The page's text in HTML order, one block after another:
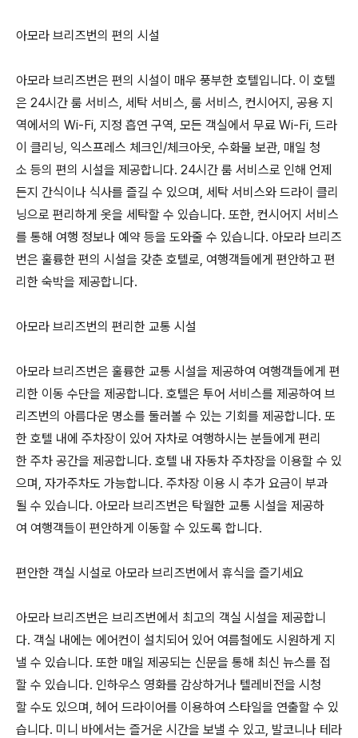
아모라 브리즈번의 편의 시설
아모라 브리즈번은 편의 시설이 매우 풍부한 호텔입니다. 이 호텔
은 24시간 룸 서비스, 세탁 서비스, 룸 서비스, 컨시어지, 공용 지
역에서의 Wi-Fi, 지정 흡연 구역, 모든 객실에서 무료 Wi-Fi, 드라
이 클리닝, 익스프레스 체크인/체크아웃, 수화물 보관, 매일 청
소 등의 편의 시설을 제공합니다. 24시간 룸 서비스로 인해 언제
든지 간식이나 식사를 즐길 수 있으며, 세탁 서비스와 드라이 클리
닝으로 편리하게 옷을 세탁할 수 있습니다. 또한, 컨시어지 서비스
를 통해 여행 정보나 예약 등을 도와줄 수 있습니다. 아모라 브리즈
번은 훌륭한 편의 시설을 갖춘 호텔로, 여행객들에게 편안하고 편
리한 숙박을 제공합니다.
아모라 브리즈번의 편리한 교통 시설
아모라 브리즈번은 훌륭한 교통 시설을 제공하여 여행객들에게 편
리한 이동 수단을 제공합니다. 호텔은 투어 서비스를 제공하여 브
리즈번의 아름다운 명소를 둘러볼 수 있는 기회를 제공합니다. 또
한 호텔 내에 주차장이 있어 자차로 여행하시는 분들에게 편리
한 주차 공간을 제공합니다. 호텔 내 자동차 주차장을 이용할 수 있
으며, 자가주차도 가능합니다. 주차장 이용 시 추가 요금이 부과
될 수 있습니다. 아모라 브리즈번은 탁월한 교통 시설을 제공하
여 여행객들이 편안하게 이동할 수 있도록 합니다.
편안한 객실 시설로 아모라 브리즈번에서 휴식을 즐기세요
아모라 브리즈번은 브리즈번에서 최고의 객실 시설을 제공합니
다. 객실 내에는 에어컨이 설치되어 있어 여름철에도 시원하게 지
낼 수 있습니다. 또한 매일 제공되는 신문을 통해 최신 뉴스를 접
할 수 있습니다. 인하우스 영화를 감상하거나 텔레비전을 시청
할 수도 있으며, 헤어 드라이어를 이용하여 스타일을 연출할 수 있
습니다. 미니 바에서는 즐거운 시간을 보낼 수 있고, 발코니나 테라